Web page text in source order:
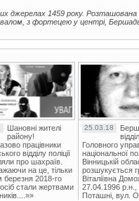
джерелах 1459 року. Розташована
з фортецею у центрі,
Шановні жителі
району!
працівники
відділу поліції
про шахраїв.
на це, тільки
березня 2018-го
стали жертвами
25.03.18
Головного
національної
Вінницькій
розшукується
Віталіївна
27.04.1996 р.н.,
Поташні, вул.